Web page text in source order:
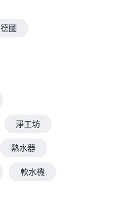
德國
淨工坊
熱水器
軟水機